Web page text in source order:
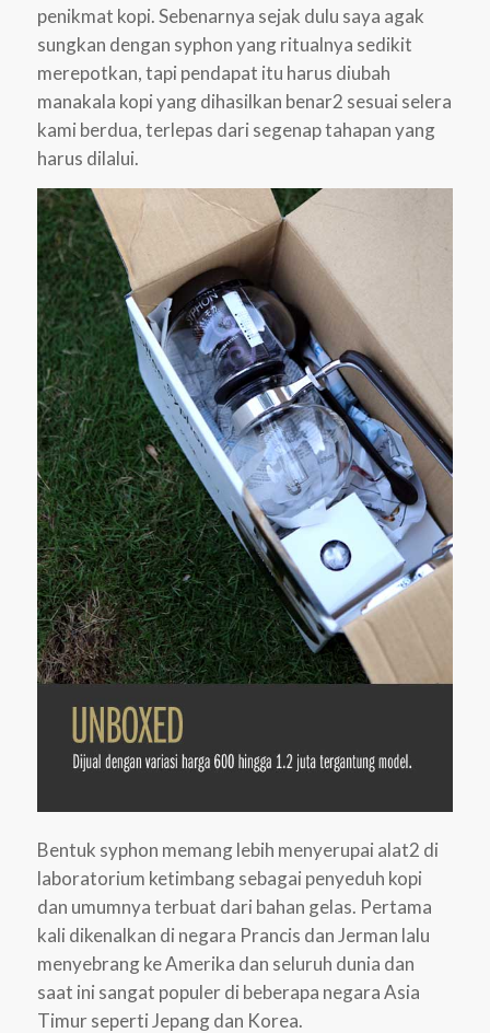
penikmat kopi. Sebenarnya sejak dulu saya agak
sungkan dengan syphon yang ritualnya sedikit
merepotkan, tapi pendapat itu harus diubah
manakala kopi yang dihasilkan benar2 sesuai selera
kami berdua, terlepas dari segenap tahapan yang
harus dilalui.
Bentuk syphon memang lebih menyerupai alat2 di
laboratorium ketimbang sebagai penyeduh kopi
dan umumnya terbuat dari bahan gelas. Pertama
kali dikenalkan di negara Prancis dan Jerman lalu
menyebrang ke Amerika dan seluruh dunia dan
saat ini sangat populer di beberapa negara Asia
Timur seperti Jepang dan Korea.